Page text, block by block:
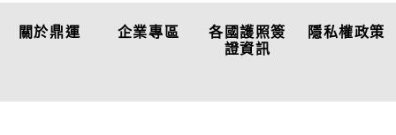
關於鼎運 企業專區
各國護照簽
證資訊
隱私權政策